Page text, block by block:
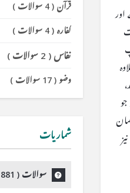
اور
قرآن(4 سوالات )
کفارہ(4 سوالات )
نفاس( 2 سوالات )
وضو(17 سوالات )
شماریات
سوالات ( 881